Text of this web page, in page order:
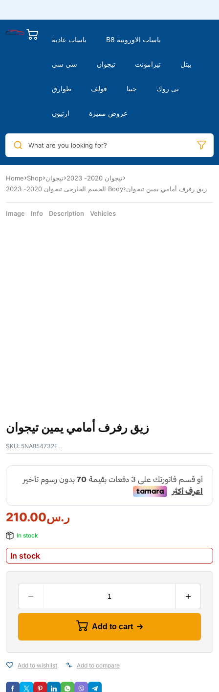
باسات عادية B8 باسات الاوروبية
سي سي تيجوان تيرامونت بيتل
طوارق قولف جيتا تى روك
ارتيون عروض مميزة
What are you looking for?
Home Shop تيجوان
تيجوان 2020- 2023
الجسم الخارجى تيجوان 2020- 2023 Body زيق رفرف أمامي يمين تيجوان
Image Info Description Vehicles
زيق رفرف أمامي يمين تيجوان
SKU: 5NA854732E .
ر.س210.00
In stock
In stock
Add to cart
Add to wishlist Add to compare